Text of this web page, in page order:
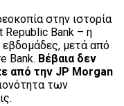
στην ιστορία
Bank – η
εβδομάδες, μετά από
Bank. Βέβαια δεν
από την JP Morgan
των